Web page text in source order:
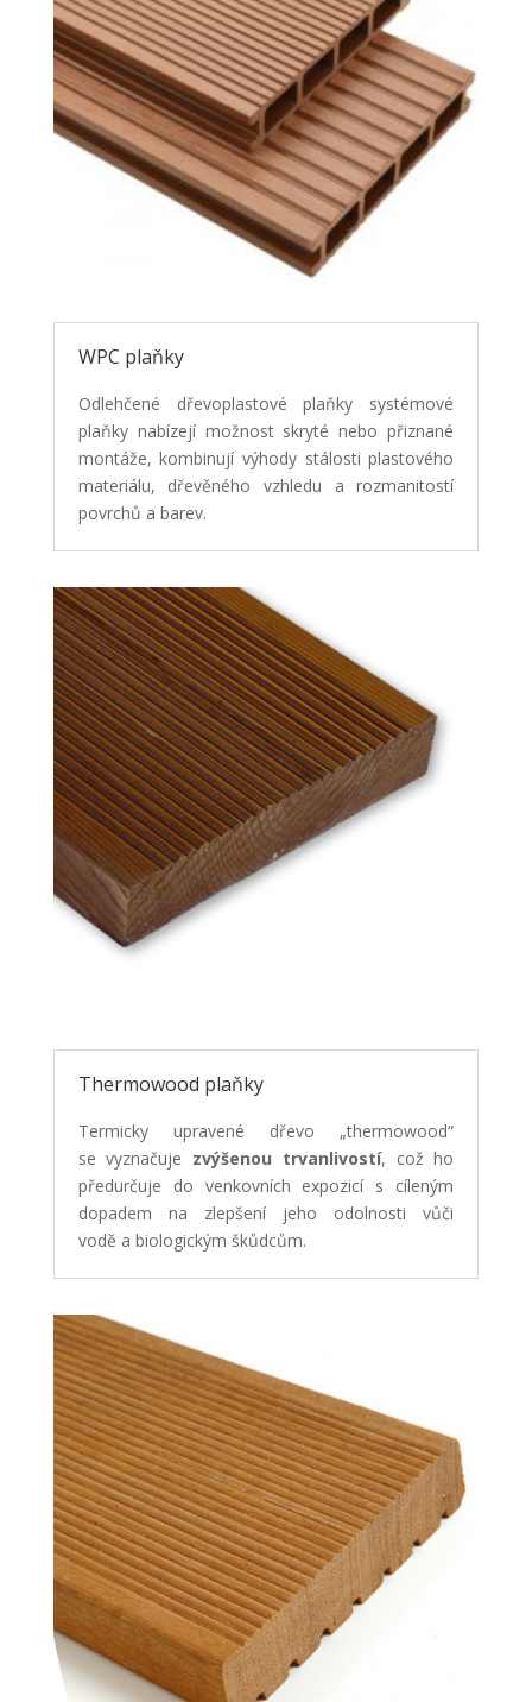
WPC plaňky
Odlehčené dřevoplastové plaňky systémové
plaňky nabízejí možnost skryté nebo přiznané
montáže, kombinují výhody stálosti plastového
materiálu, dřevěného vzhledu a rozmanitostí
povrchů a barev.
Thermowood plaňky
Termicky upravené dřevo „thermowood“
se vyznačuje zvýšenou trvanlivostí, což ho
předurčuje do venkovních expozicí s cíleným
dopadem na zlepšení jeho odolnosti vůči
vodě a biologickým škůdcům.